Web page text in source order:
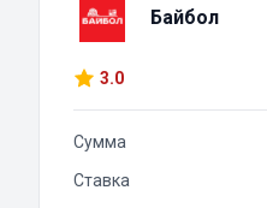
Байбол
3.0
Сумма
Ставка